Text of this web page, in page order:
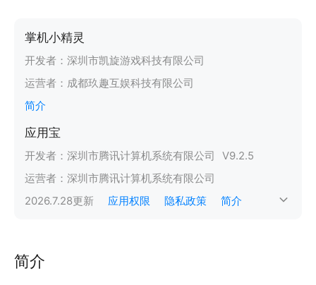
掌机小精灵
开发者： 深圳市凯旋游戏科技有限公司
运营者： 成都玖趣互娱科技有限公司
简介
应用宝
开发者： 深圳市腾讯计算机系统有限公司 V9.2.5
运营者： 深圳市腾讯计算机系统有限公司
2026.7.28更新 应用权限 隐私政策 简介
简介